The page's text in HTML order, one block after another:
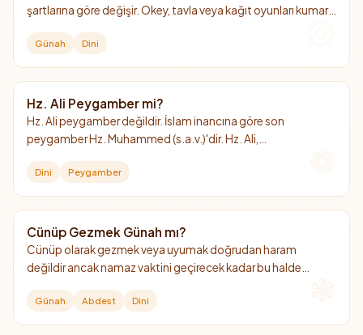
şartlarına göre değişir. Okey, tavla veya kağıt oyunları kumar
değildir.
Günah Dini
Hz. Ali Peygamber mi?
Hz. Ali peygamber değildir. İslam inancına göre son
peygamber Hz. Muhammed (s.a.v.)'dir. Hz. Ali,
Dini Peygamber
Cünüp Gezmek Günah mı?
Cünüp olarak gezmek veya uyumak doğrudan haram
değildir ancak namaz vaktini geçirecek kadar bu halde
Günah Abdest Dini